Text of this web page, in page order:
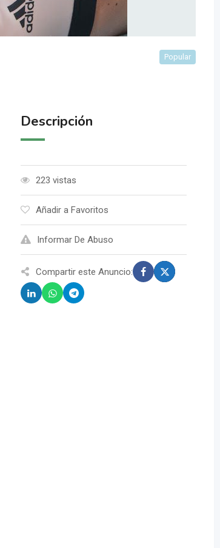
Popular
Descripción
223 vistas
Añadir a Favoritos
Informar De Abuso
Compartir este Anuncio: